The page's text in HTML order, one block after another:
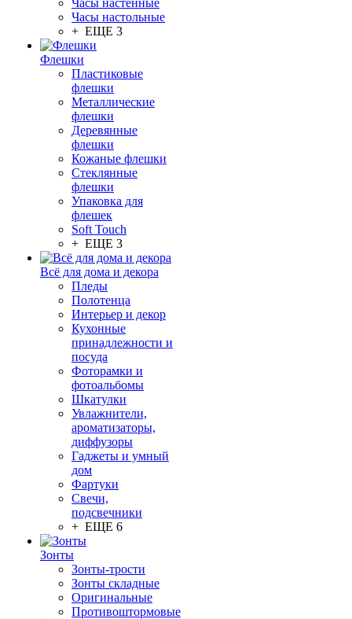
Часы настенные
Часы настольные
+ ЕЩЕ 3
Флешки
Пластиковые
флешки
Металлические
флешки
Деревянные
флешки
Кожаные флешки
Стеклянные
флешки
Упаковка для
флешек
Soft Touch
+ ЕЩЕ 3
Всё для дома и декора
Пледы
Полотенца
Интерьер и декор
Кухонные
принадлежности и
посуда
Фоторамки и
фотоальбомы
Шкатулки
Увлажнители,
ароматизаторы,
диффузоры
Гаджеты и умный
дом
Фартуки
Свечи,
подсвечники
+ ЕЩЕ 6
Зонты
Зонты-трости
Зонты складные
Оригинальные
Противоштормовые